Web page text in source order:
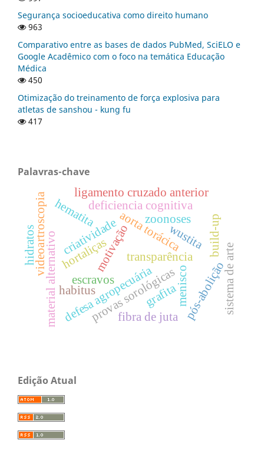
Segurança socioeducativa como direito humano
963
Comparativo entre as bases de dados PubMed, SciELO e
Google Acadêmico com o foco na temática Educação
Médica
450
Otimização do treinamento de força explosiva para
atletas de sanshou - kung fu
417
Palavras-chave
transparência
aorta torácica
criatividade
material alternativo motivação
zoonoses
defesa agropecuária
provas sorológicas
deficiencia cognitiva
wustita
videoartroscopia ligamento cruzado anterior
menisco
escravos pós-abolição
fibra de juta
hematita
hortaliças build-up
grafita
hidratos
habitus sistema de arte
Edição Atual